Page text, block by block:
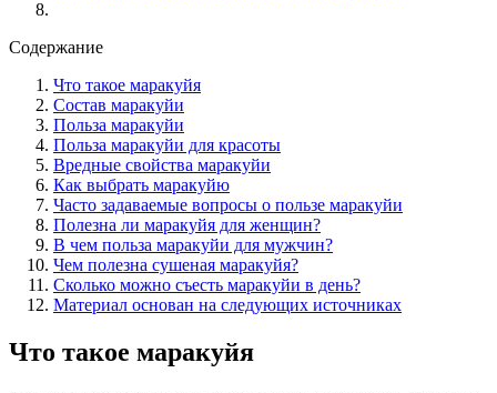
Содержание
Что такое маракуйя
Состав маракуйи
Польза маракуйи
Польза маракуйи для красоты
Вредные свойства маракуйи
Как выбрать маракуйю
Часто задаваемые вопросы о пользе маракуйи
Полезна ли маракуйя для женщин?
В чем польза маракуйи для мужчин?
Чем полезна сушеная маракуйя?
Сколько можно съесть маракуйи в день?
Материал основан на следующих источниках
Что такое маракуйя